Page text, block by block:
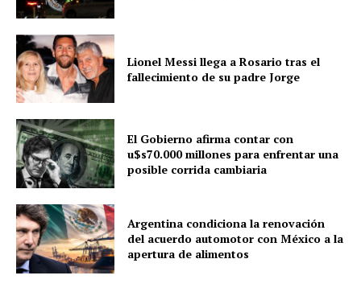
Lionel Messi llega a Rosario tras el
fallecimiento de su padre Jorge
El Gobierno afirma contar con
u$s70.000 millones para enfrentar una
posible corrida cambiaria
Argentina condiciona la renovación
del acuerdo automotor con México a la
apertura de alimentos